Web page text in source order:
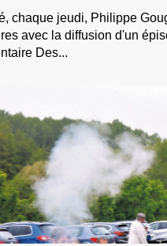
chaque jeudi, Philippe
avec la diffusion d'un
Des...